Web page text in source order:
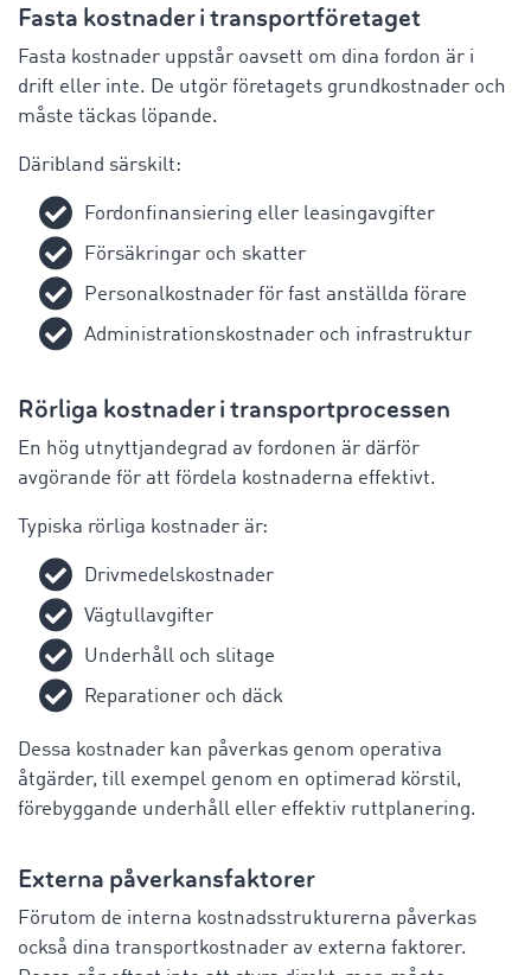
Fasta kostnader i transportföretaget
Fasta kostnader uppstår oavsett om dina fordon är i
drift eller inte. De utgör företagets grundkostnader och
måste täckas löpande.
Däribland särskilt:
Fordonfinansiering eller leasingavgifter
Försäkringar och skatter
Personalkostnader för fast anställda förare
Administrationskostnader och infrastruktur
Rörliga kostnader i transportprocessen
En hög utnyttjandegrad av fordonen är därför
avgörande för att fördela kostnaderna effektivt.
Typiska rörliga kostnader är:
Drivmedelskostnader
Vägtullavgifter
Underhåll och slitage
Reparationer och däck
Dessa kostnader kan påverkas genom operativa
åtgärder, till exempel genom en optimerad körstil,
förebyggande underhåll eller effektiv ruttplanering.
Externa påverkansfaktorer
Förutom de interna kostnadsstrukturerna påverkas
också dina transportkostnader av externa faktorer.